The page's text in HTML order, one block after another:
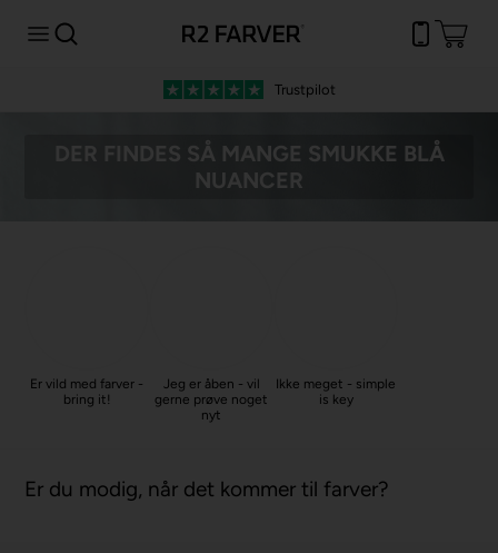
Trustpilot
DER FINDES SÅ MANGE SMUKKE BLÅ
NUANCER
Er vild med farver -
bring it!
Jeg er åben - vil
gerne prøve noget
nyt
Ikke meget - simple
is key
Er du modig, når det kommer til farver?